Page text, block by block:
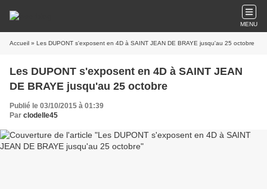
MENU
Accueil » Les DUPONT s'exposent en 4D à SAINT JEAN DE BRAYE jusqu'au 25 octobre
Les DUPONT s'exposent en 4D à SAINT JEAN
DE BRAYE jusqu'au 25 octobre
Publié le 03/10/2015 à 01:39
Par clodelle45